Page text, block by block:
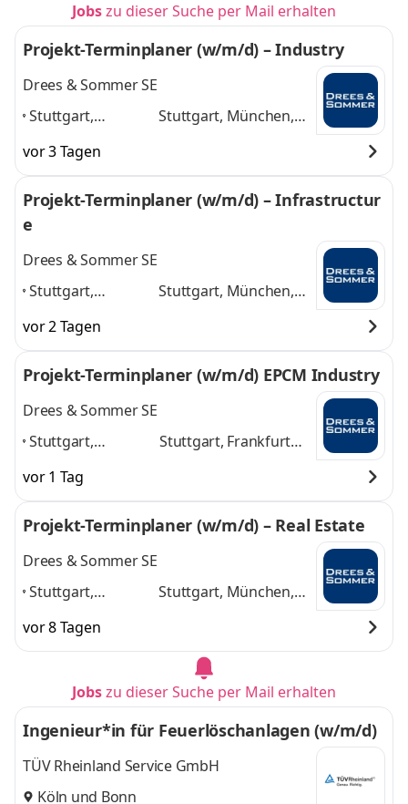
Jobszu dieser Suche per Mail erhalten
Projekt-Terminplaner (w/m/d) – Industry
Drees & Sommer SE
Stuttgart,
Frankfurt am Main,
Köln, Hamburg,
Leipzig, Berlin,
Stuttgart, München,
Leipzig, Berlinund 5
weitere
vor 3 Tagen
Projekt-Terminplaner (w/m/d) – Infrastructur
e
Drees & Sommer SE
Stuttgart,
Frankfurt am Main,
Köln, Hamburg,
Leipzig, Berlin,
Stuttgart, München,
Leipzig, Berlinund 5
weitere
vor 2 Tagen
Projekt-Terminplaner (w/m/d) EPCM Industry
Drees & Sommer SE
Stuttgart,
München,
Hamburg,
Mannheim, Köln,
Berlin ,
Stuttgart, Frankfurt
Köln, Berlinund 5
weitere
vor 1 Tag
Projekt-Terminplaner (w/m/d) – Real Estate
Drees & Sommer SE
Stuttgart,
Frankfurt am Main,
Köln, Leipzig,
Stuttgart, München,
Hamburgund 5
weitere
vor 8 Tagen
Jobszu dieser Suche per Mail erhalten
Ingenieur*in für Feuerlöschanlagen (w/m/d)
TÜV Rheinland Service GmbH
Köln und Bonn